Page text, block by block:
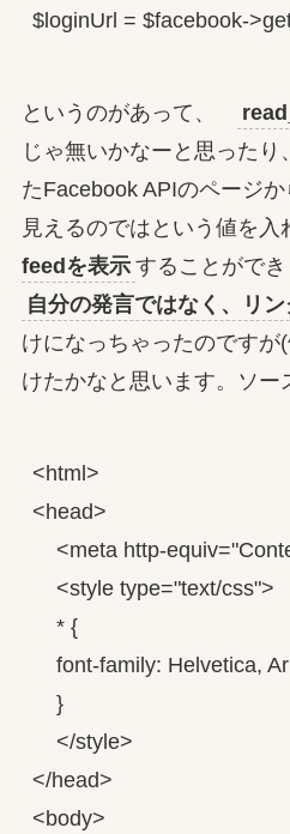
$loginUrl = $facebook-
というのがあって、
じゃ無いかなーと思ったり
たFacebook APIのページ
見えるのではという値を入
feedを表示 することがで
自分の発言ではなく、リ
けになっちゃったのですが
けたかなと思います。ソー
<html>
<head>
<meta http-
    <style type="text/css">
    * {
font-family:
    }
    </style>
</head>
<body>